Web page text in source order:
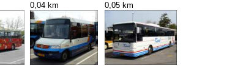
0,04 km 0,05 km